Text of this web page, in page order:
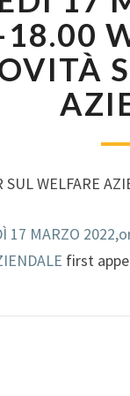
SUL WELFARE
17 MARZO
first